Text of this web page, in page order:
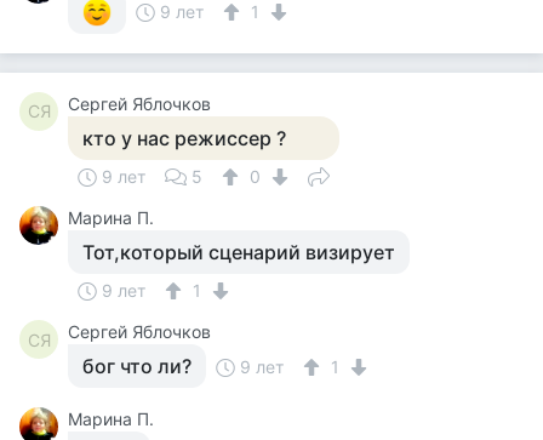
9 лет
1
СЯ Сергей Яблочков
кто у нас режиссер ?
9 лет 5
0
Марина П.
Тот,который сценарий визирует
9 лет 1
СЯ Сергей Яблочков
бог что ли? 9 лет 1
Марина П.